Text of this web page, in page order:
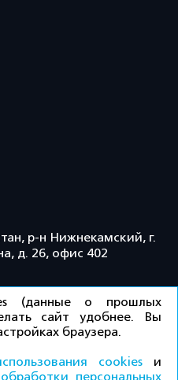
р-н Нижнекамский, г.
д. 26, офис 402
2026 / Все права
(данные о прошлых
сайт удобнее. Вы
браузера.
cookies и
персональных